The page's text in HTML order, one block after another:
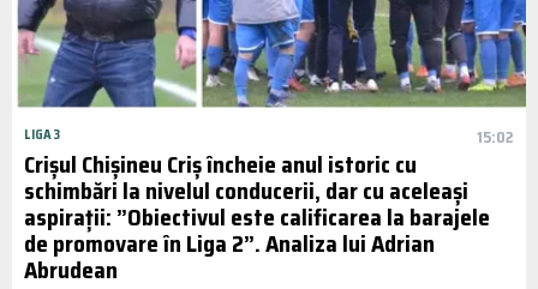
LIGA 3 15:02
Crișul Chișineu Criș încheie anul istoric cu
schimbări la nivelul conducerii, dar cu aceleași
aspirații: ”Obiectivul este calificarea la barajele
de promovare în Liga 2”. Analiza lui Adrian
Abrudean